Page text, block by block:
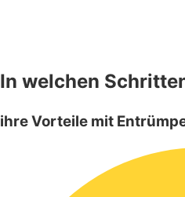
In welchen
ihre Vorteile mit